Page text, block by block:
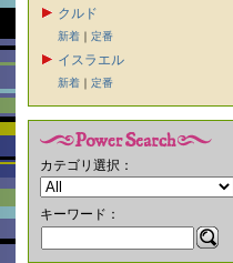
クルド
新着 ｜ 定番
イスラエル
新着 ｜ 定番
カテゴリ選択：
キーワード：